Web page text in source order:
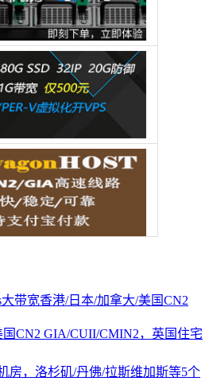
大带宽香港/日本/加拿大/美国CN2
国CN2 GIA/CUII/CMIN2，英国住宅
房，洛杉矶/丹佛/拉斯维加斯等5个